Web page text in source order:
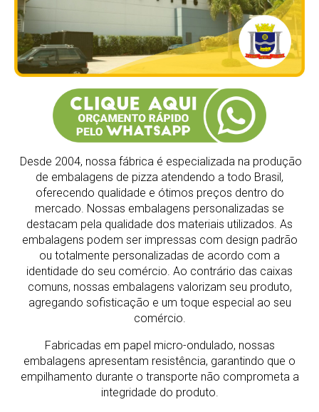
Desde 2004, nossa fábrica é especializada na produção
de embalagens de pizza atendendo a todo Brasil,
oferecendo qualidade e ótimos preços dentro do
mercado. Nossas embalagens personalizadas se
destacam pela qualidade dos materiais utilizados. As
embalagens podem ser impressas com design padrão
ou totalmente personalizadas de acordo com a
identidade do seu comércio. Ao contrário das caixas
comuns, nossas embalagens valorizam seu produto,
agregando sofisticação e um toque especial ao seu
comércio.
Fabricadas em papel micro-ondulado, nossas
embalagens apresentam resistência, garantindo que o
empilhamento durante o transporte não comprometa a
integridade do produto.